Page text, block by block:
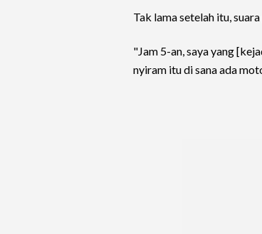
Tak lama setelah itu,
"Jam 5-an, saya yang
nyiram itu di sana ada